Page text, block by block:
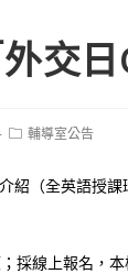
交
Post輔導室公告
紹（全英語授
採線上報名，